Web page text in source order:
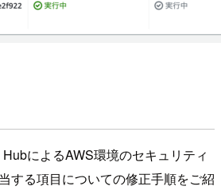
によるAWS環境のセキュリティ
する項目についての修正手順をご紹